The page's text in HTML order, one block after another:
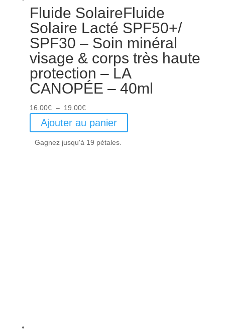
Fluide SolaireFluide
Solaire Lacté SPF50+/
SPF30 – Soin minéral
visage & corps très haute
protection – LA
CANOPÉE – 40ml
16.00€ – 19.00€Plage
de
prix :
16.00€
Ajouter au panier
Gagnez jusqu'à 19 pétales.